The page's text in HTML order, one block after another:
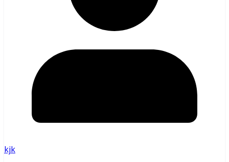
kjk